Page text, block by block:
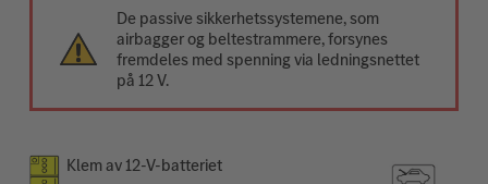
De passive sikkerhetssystemene, som
airbagger og beltestrammere, forsynes
fremdeles med spenning via ledningsnettet
på 12 V.
Klem av 12-V-batteriet